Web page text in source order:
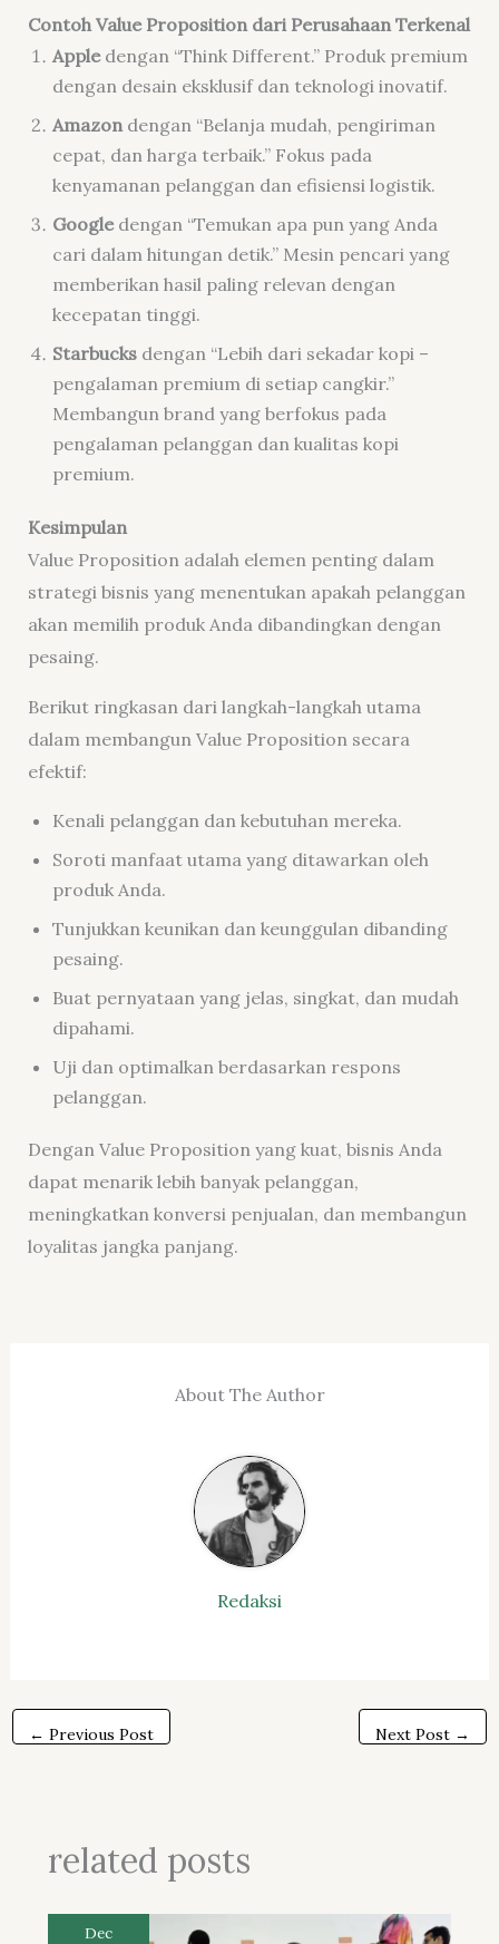
Contoh Value Proposition dari Perusahaan Terkenal
Appledengan “Think Different.” Produk premium
dengan desain eksklusif dan teknologi inovatif.
Amazondengan “Belanja mudah, pengiriman
cepat, dan harga terbaik.” Fokus pada
kenyamanan pelanggan dan efisiensi logistik.
Googledengan “Temukan apa pun yang Anda
cari dalam hitungan detik.” Mesin pencari yang
memberikan hasil paling relevan dengan
kecepatan tinggi.
Starbucksdengan “Lebih dari sekadar kopi –
pengalaman premium di setiap cangkir.”
Membangun brand yang berfokus pada
pengalaman pelanggan dan kualitas kopi
premium.
Kesimpulan
Value Proposition adalah elemen penting dalam
strategi bisnis yang menentukan apakah pelanggan
akan memilih produk Anda dibandingkan dengan
pesaing.
Berikut ringkasan dari langkah-langkah utama
dalam membangun Value Proposition secara
efektif:
Kenali pelanggan dan kebutuhan mereka.
Soroti manfaat utama yang ditawarkan oleh
produk Anda.
Tunjukkan keunikan dan keunggulan dibanding
pesaing.
Buat pernyataan yang jelas, singkat, dan mudah
dipahami.
Uji dan optimalkan berdasarkan respons
pelanggan.
Dengan Value Proposition yang kuat, bisnis Anda
dapat menarik lebih banyak pelanggan,
meningkatkan konversi penjualan, dan membangun
loyalitas jangka panjang.
About The Author
Redaksi
← Previous Post Next Post →
related posts
Dec